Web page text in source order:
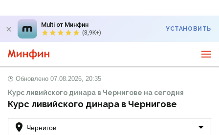
Multi от Минфин
(8,9K+)
УСТАНОВИТЬ
Обновлено 07.08.2026, 20:35
Курс ливийского динара в Чернигове на сегодня
Курс ливийского динара в Чернигове
Чернигов